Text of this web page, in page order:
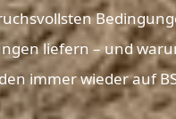
liefern – und
immer wieder auf